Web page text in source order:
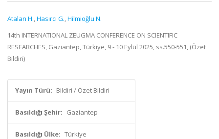
Atalan H.,Hasırcı G.,Hilmioğlu N.
14th INTERNATIONAL ZEUGMA CONFERENCE ON SCIENTIFIC
RESEARCHES, Gaziantep, Türkiye, 9 - 10 Eylül 2025, ss.550-551, (Özet
Bildiri)
Yayın Türü: Bildiri / Özet Bildiri
Basıldığı Şehir: Gaziantep
Basıldığı Ülke: Türkiye